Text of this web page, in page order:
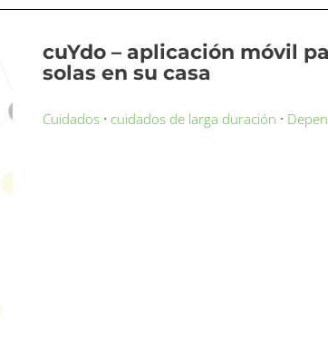
cuYdo – aplicación móvil
solas en su casa
Cuidados · cuidados de larga duración ·